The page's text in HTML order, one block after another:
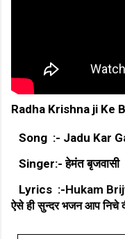
Radha Krishna ji Ke
Song :- Jadu Kar
Singer:- हेमंत बृजवासी
Lyrics :-Hukam
ऐसे ही सुन्दर भजन आप निचे